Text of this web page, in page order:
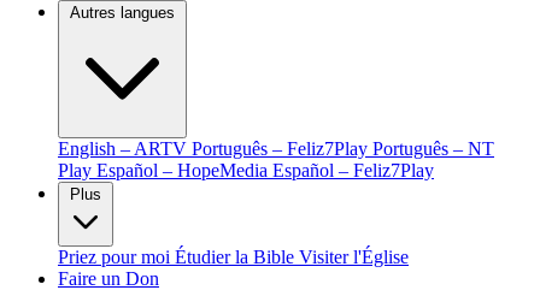
Autres langues
English – ARTV Português – Feliz7Play Português – NT
Play Español – HopeMedia Español – Feliz7Play
Plus
Priez pour moi Étudier la Bible Visiter l'Église
Faire un Don